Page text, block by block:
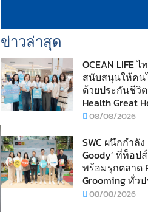
ข่าวล่าสุด
OCEAN LIFE
สนับสนุนให้คน
ด้วยประกันชีวิ
Health Great
08/08/2026
SWC ผนึกกำลั
Goody’ ที่ท็อ
พร้อมรุกตลาด
Grooming ทั่ว
08/08/2026